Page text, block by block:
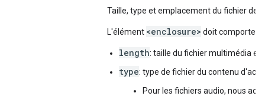
Taille, type et emplacement du fichier de
L'élément <enclosure> doit comporter
length: taille du fichier multimédia
type: type de fichier du contenu
Pour les fichiers audio, nous